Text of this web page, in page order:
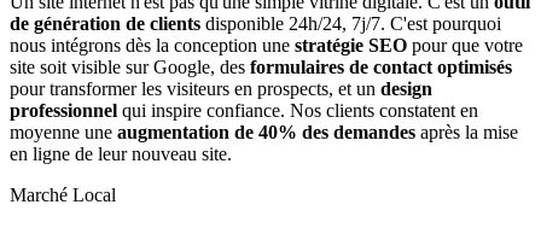
de génération de clients disponible 24h/24, 7j/7. C'est pourquoi
nous intégrons dès la conception une stratégie SEO pour que votre
site soit visible sur Google, des formulaires de contact optimisés
pour transformer les visiteurs en prospects, et un design
professionnel qui inspire confiance. Nos clients constatent en
moyenne une augmentation de 40% des demandes après la mise
en ligne de leur nouveau site.
Marché Local